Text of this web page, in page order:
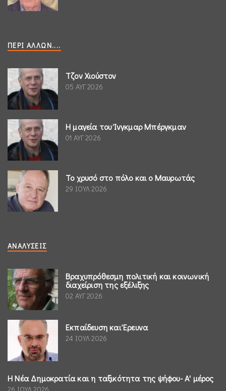
ΠΕΡΊ ΆΛΛΩΝ....
Τζον Χιούστον
05 ΑΥΓ 2026
Η μαγεία του Ίνγκμαρ Μπέργκμαν
01 ΑΥΓ 2026
Το χρυσό στο πόλο και ο Μαυρωτάς
29 ΙΟΥΛ 2026
ΑΝΑΛΎΣΕΙΣ
Βραχυπρόθεσμη πολιτική και κοινωνική
διαχείριση της εξέλιξης
02 ΑΥΓ 2026
Εκπαίδευση και Έρευνα
24 ΙΟΥΛ 2026
Η Νέα Δημοκρατία και η ταξικότητα της ψήφου- Α' μέρος
26 ΙΟΥΛ 2026